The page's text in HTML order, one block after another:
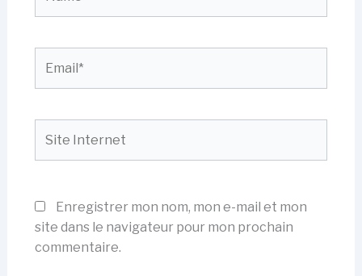
Internet
Enregistrer mon nom, mon e-mail et mon
site dans le navigateur pour mon prochain
commentaire.